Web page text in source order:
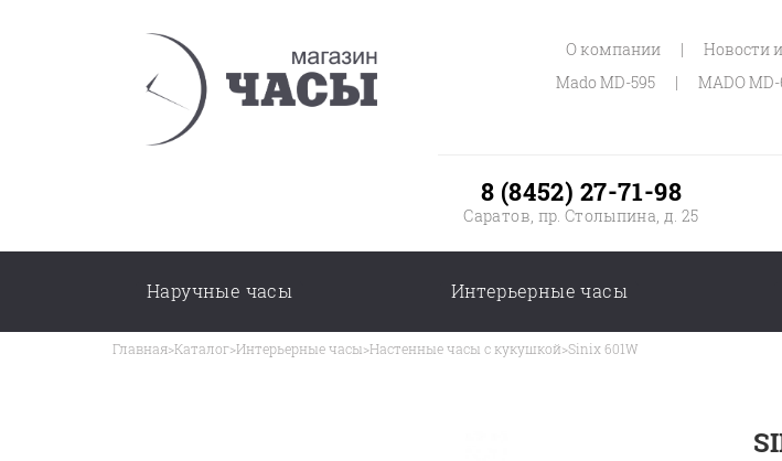
О компании | Новости
Mado MD-595
| MADO
8 (8452) 27-71-98
Саратов, пр. Столыпина, д. 25
Наручные часы Интерьерные часы
Главная>Каталог>Интерьерные часы>Настенные часы с кукушкой>Sinix 601W